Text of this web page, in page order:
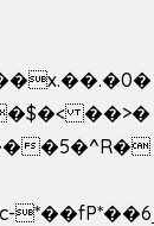
��>�
�5�^R�